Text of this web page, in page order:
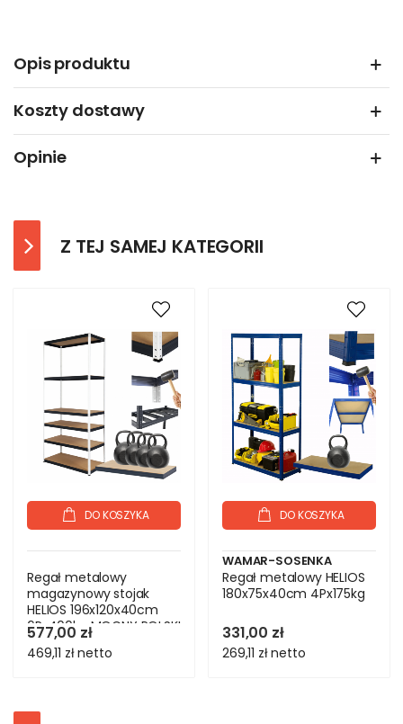
Opis produktu
Koszty dostawy
Opinie
Z TEJ SAMEJ KATEGORII
DO KOSZYKA
Regał metalowy
magazynowy stojak
HELIOS 196x120x40cm
6Px400kg MOCNY POLSKI
577,00 zł
469,11 złnetto
DO KOSZYKA
WAMAR-SOSENKA
Regał metalowy HELIOS
180x75x40cm 4Px175kg
331,00 zł
269,11 złnetto